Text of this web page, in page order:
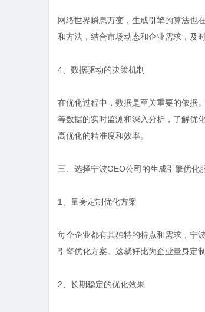
网络世界瞬息万变，生成引擎的算法也
和方法，结合市场动态和企业需求，及
4、数据驱动的决策机制
在优化过程中，数据是至关重要的依据
等数据的实时监测和深入分析，了解优
高优化的精准度和效率。
三、选择宁波GEO公司的生成引擎优化
1、量身定制优化方案
每个企业都有其独特的特点和需求，宁
引擎优化方案。这就好比为企业量身定
2、长期稳定的优化效果